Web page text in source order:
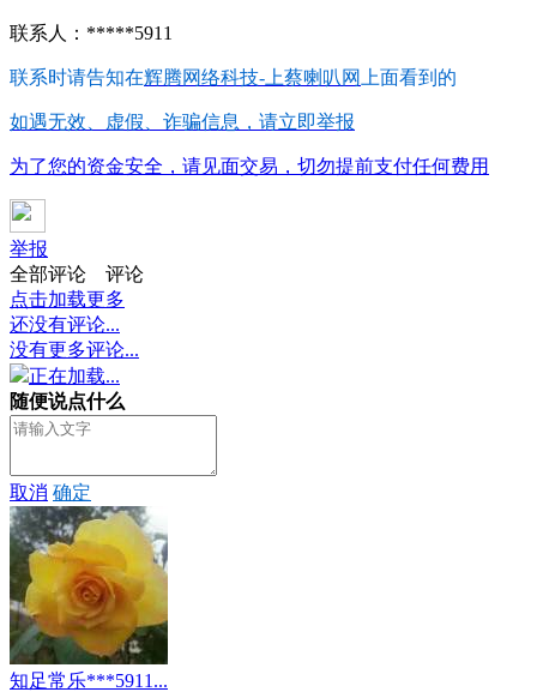
联系人：*****5911
联系时请告知在辉腾网络科技-上蔡喇叭网 上面看到的
如遇无效、虚假、诈骗信息，请立即举报
为了您的资金安全，请见面交易，切勿提前支付任何费用
举报
全部评论
评论
点击加载更多
还没有评论...
没有更多评论...
正在加载...
随便说点什么
取消 确定
知足常乐***5911...